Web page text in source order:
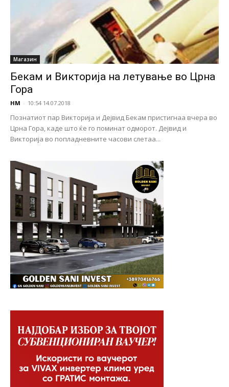
Магазин
Бекам и Викторија на летување во Црна
Гора
НМ - 10:54 14.07.2018
Познатиот пар Викторија и Дејвид Бекам пристигнаа вчера во
Црна Гора, каде што ќе го поминат одморот. Дејвид и
Викторија во попладневните часови слетаа...